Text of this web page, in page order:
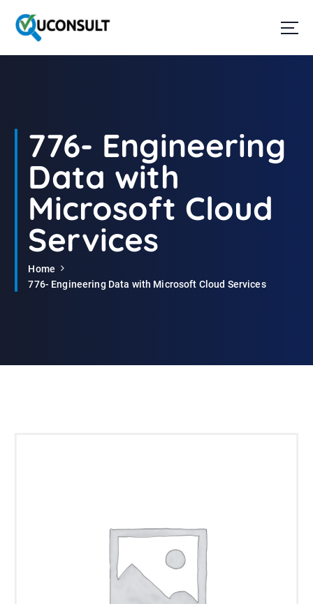
a
776- Engineering
Data with
Microsoft Cloud
Services
Home
776- Engineering Data with Microsoft Cloud Services